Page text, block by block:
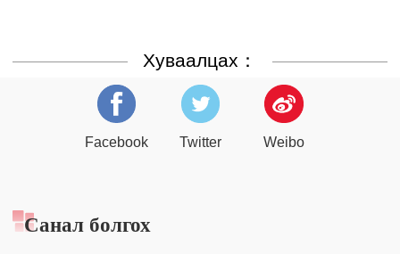
Хуваалцах：
Facebook Twitter Weibo
Санал болгох